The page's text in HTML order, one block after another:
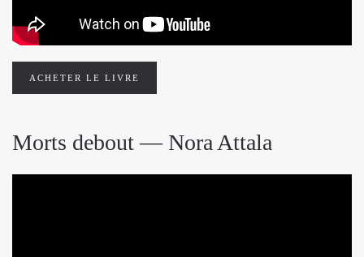
ACHETER LE LIVRE
Morts debout — Nora Attala